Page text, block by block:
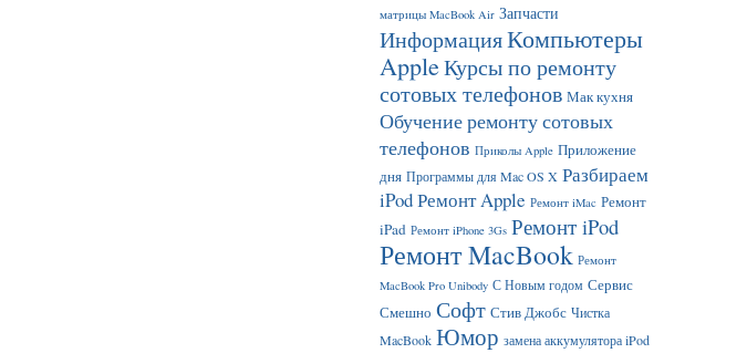
матрицы MacBook Air Запчасти
ИнформацияКомпьютеры
AppleКурсы по ремонту
сотовых телефонов Мак кухня
Обучение ремонту сотовых
телефонов Приколы Apple Приложение
дня Программы для Mac OS X Разбираем
iPodРемонт Apple Ремонт iMac Ремонт
iPad Ремонт iPhone 3Gs Ремонт iPod
Ремонт MacBook Ремонт
MacBook Pro Unibody С Новым годом Сервис
Смешно Софт Стив Джобс Чистка
MacBook Юмор замена аккумулятора iPod